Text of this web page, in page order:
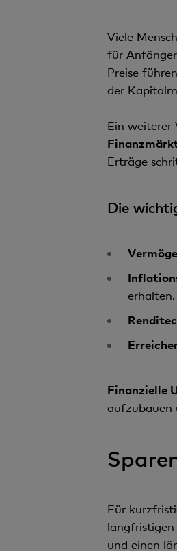
Viele
für
Preise
der
Ein weiterer
Erträge
Die
erhalten.
Finanzielle
aufzubauen
Für
und einen